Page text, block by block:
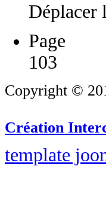
Déplacer
Page
103
Copyright ©
Création
template